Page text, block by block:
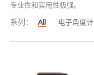
专业性和实用性极强。
系列： All 电子角度计